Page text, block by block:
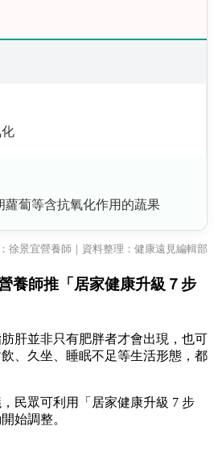
蘿蔔等含抗氧化作用的蔬果
徐景宜營養師｜資料整理：健康遠見編輯部
養師推「居家健康升級７步
肝並非只有肥胖者才會出現，也可
、久坐、睡眠不足等生活形態，都
民眾可利用「居家健康升級 7 步
始調整。